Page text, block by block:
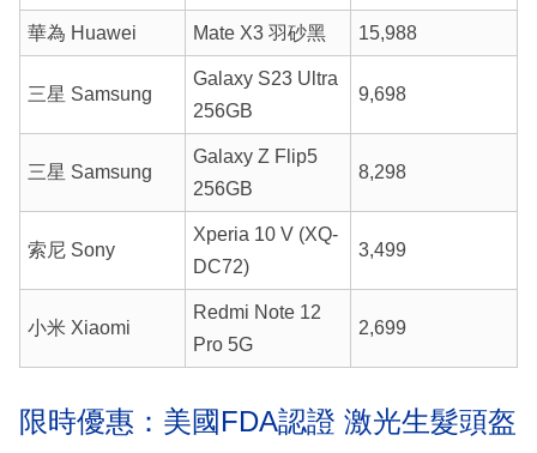
華為 Huawei Mate X3 羽砂黑 15,988
三星 Samsung
Galaxy S23 Ultra
256GB
9,698
三星 Samsung
Galaxy Z Flip5
256GB
8,298
索尼 Sony
Xperia 10 V (XQ-
DC72)
3,499
小米 Xiaomi
Redmi Note 12
Pro 5G
2,699
限時優惠：美國FDA認證 激光生髮頭盔